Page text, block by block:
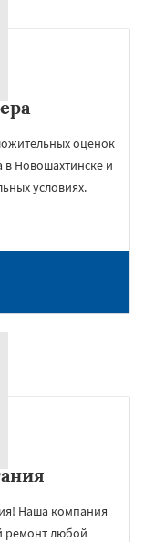
оценок
в Новошахтинске и
условиях.
Наша компания
ремонт любой